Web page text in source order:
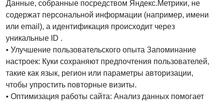
Данные, собранные посредством Яндекс.Метрики, не
содержат персональной информации (например, имени
или email), а идентификация происходит через
уникальные ID .
• Улучшение пользовательского опыта Запоминание
настроек: Куки сохраняют предпочтения пользователей,
такие как язык, регион или параметры авторизации,
чтобы упростить повторные визиты.
• Оптимизация работы сайта: Анализ данных помогает